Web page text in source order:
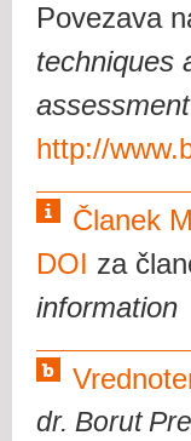
Povezava
techniques
http://
Članek
DOI za
information
dr. Borut